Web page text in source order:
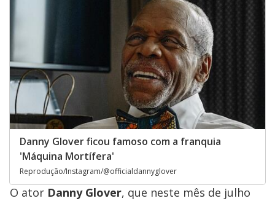
Danny Glover ficou famoso com a franquia
'Máquina Mortífera'
Reprodução/Instagram/@officialdannyglover
O ator Danny Glover, que neste mês de julho